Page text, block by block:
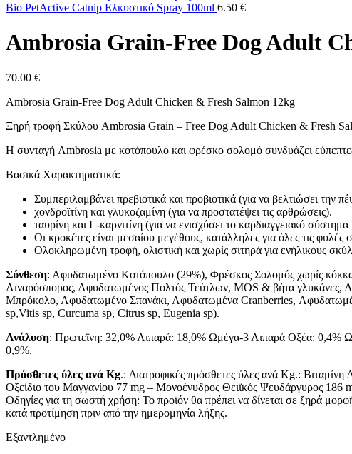
Bio PetActive Catnip Ελκυστικό Spray 100ml 6.50 €
Ambrosia Grain-Free Dog Adult
70.00 €
Ambrosia Grain-Free Dog Adult Chicken & Fresh Salmon 12kg
Ξηρή τροφή Σκύλου Ambrosia Grain – Free Dog Adult Chicken & Fresh
Η συνταγή Ambrosia με κοτόπουλο και φρέσκο σολομό συνδυάζει
Βασικά Χαρακτηριστικά:
Συμπεριλαμβάνει πρεβιοτικά και προβιοτικά (για να βελτιώσει την
χονδροϊτίνη και γλυκοζαμίνη (για να προστατέψει τις αρθρώσεις).
ταυρίνη και L-καρνιτίνη (για να ενισχύσει το καρδιαγγειακό
Οι κροκέτες είναι μεσαίου μεγέθους, κατάλληλες για όλες τις φυλές
Ολοκληρωμένη τροφή, ολιστική και χωρίς σιτηρά για ενήλικους
Σύνθεση: Αφυδατωμένο Κοτόπουλο (29%), Φρέσκος Σολομός χωρίς
Λιναρόσπορος, Αφυδατωμένος Πολτός Τεύτλων, MOS & βήτα γλυκάνες,
Μπρόκολο, Αφυδατωμένο Σπανάκι, Αφυδατωμένα Cranberries,
sp,Vitis sp, Curcuma sp, Citrus sp, Eugenia sp).
Ανάλυση: Πρωτεΐνη: 32,0% Λιπαρά: 18,0% Ωμέγα-3 Λιπαρά Οξέα: 0,4%
0,9%.
Πρόσθετες ύλες ανά Kg.: Διατροφικές πρόσθετες ύλες ανά Kg.:
Οξείδιο του Μαγγανίου 77 mg – Μονοένυδρος Θειϊκός Ψευδάργυρος 186
Οδηγίες για τη σωστή χρήση: Το προϊόν θα πρέπει να δίνεται σε ξηρά
κατά προτίμηση πριν από την ημερομηνία λήξης.
Εξαντλημένο